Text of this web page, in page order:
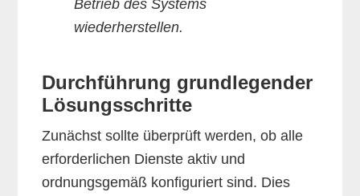
Betrieb des Systems
wiederherstellen.
Durchführung grundlegender
Lösungsschritte
Zunächst sollte überprüft werden, ob alle
erforderlichen Dienste aktiv und
ordnungsgemäß konfiguriert sind. Dies